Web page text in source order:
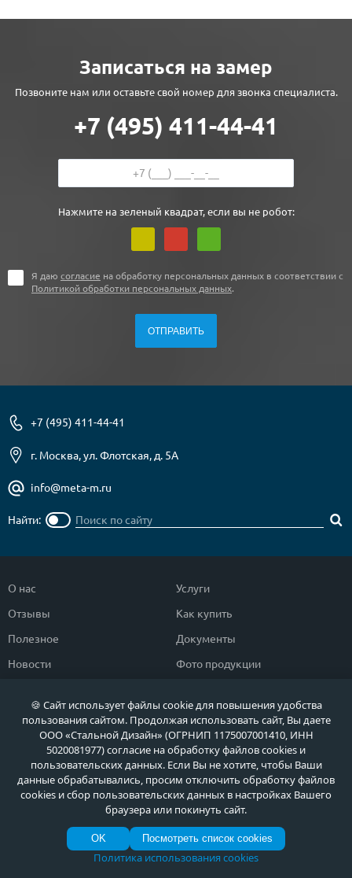
Записаться на замер
Позвоните нам или оставьте свой номер для звонка специалиста.
+7 (495) 411-44-41
Нажмите на зеленый квадрат, если вы не робот:
Я даю согласие на обработку персональных данных в соответствии с
Политикой обработки персональных данных.
+7 (495) 411-44-41
г. Москва, ул. Флотская, д. 5А
info@meta-m.ru
Найти:
О нас
Отзывы
Полезное
Новости
Услуги
Как купить
Документы
Фото продукции
Каталог дверей
Двери со скидкой
Популярные двери
Быстрый подбор двери
Двери класса ЭКОНОМ
Двери в дом
Парадные двери
Двери в квартиру
Тамбурные двери
Противопожарные двери
🍪 Сайт использует файлы cookie для повышения удобства
пользования сайтом. Продолжая использовать сайт, Вы даете
ООО «Стальной Дизайн» (ОГРНИП 1175007001410, ИНН
5020081977) согласие на обработку файлов cookies и
пользовательских данных. Если Вы не хотите, чтобы Ваши
данные обрабатывались, просим отключить обработку файлов
cookies и сбор пользовательских данных в настройках Вашего
браузера или покинуть сайт.
OK Посмотреть список cookies
Политика использования cookies